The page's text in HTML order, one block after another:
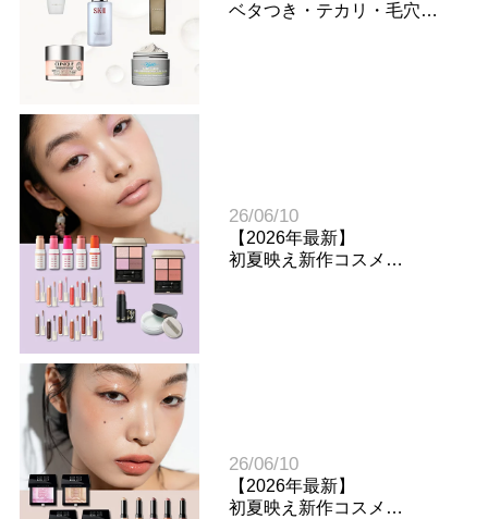
ベタつき・テカリ・毛穴目
【2026年最新】
初夏映え新作コスメ
26/06/10
【2026年最新】
初夏映え新作コスメ
26/06/10